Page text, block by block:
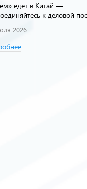
едет в Китай —
к деловой
2026